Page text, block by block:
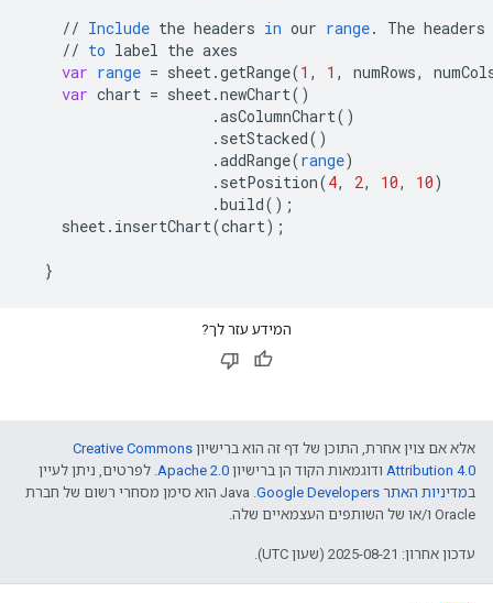
// Include the headers in our range. The headers
// to label the axes
var range = sheet.getRange(1 , 1 , numRows,
var chart = sheet.newChart()
.asColumnChart()
. setStacked()
.addRange(range)
. setPosition(4, 2, 10, 10)
.build();
sheet. insertChart(chart);
}
המידע עזר לך?
אלא אם צוין אחרת, התוכן של דף זה הוא ברישיון Creative Commons
Attribution 4.0 ודוגמאות הקוד הן ברישיון Apache 2.0. לפרטים, ניתן לעיין
במדיניות האתר Google Developers‏
.‏ Java הוא סימן מסחרי רשום של חברת
Oracle ו/או של השותפים העצמאיים שלה.
עדכון אחרון: 2025-08-21 (שעון UTC).